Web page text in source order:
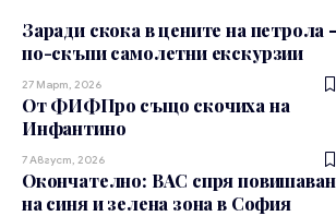
Заради скока в цените на петрола
по-скъпи самолетни екскурзии
27 Март, 2026
От ФИФПро също скочиха на
Инфантино
7 Август, 2026
Окончателно: ВАС спря
на синя и зелена зона в София